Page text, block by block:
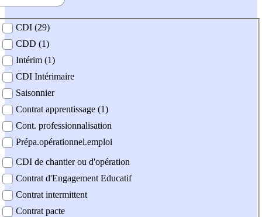
contrat
CDI (29)
CDD (1)
Intérim (1)
CDI Intérimaire
Saisonnier
Contrat apprentissage (1)
Cont. professionnalisation
Prépa.opérationnel.emploi
CDI de chantier ou d'opération
Contrat d'Engagement Educatif
Contrat intermittent
Contrat pacte